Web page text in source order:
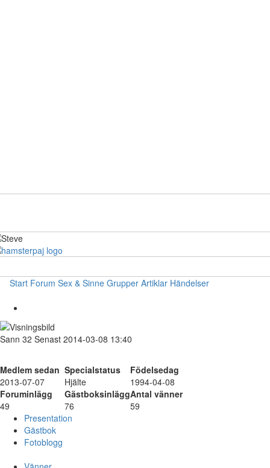
Start Forum Sex & Sinne Grupper Artiklar Händelser
Sann 32 Senast 2014-03-08 13:40
Medlem sedan Specialstatus
Födelsedag
2013-07-07
Hjälte
1994-04-08
Foruminlägg
GästboksinläggAntal vänner
49
76
59
Presentation
Gästbok
Fotoblogg